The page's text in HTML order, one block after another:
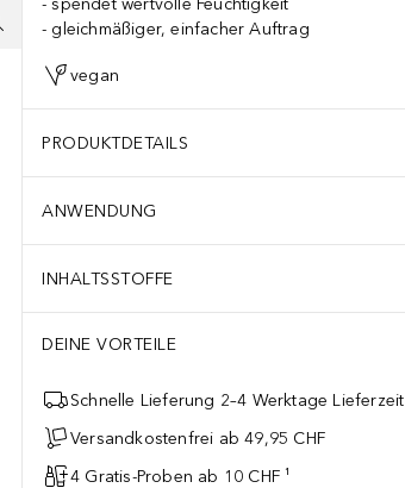
spendet wertvolle Feuchtigkeit
gleichmäßiger, einfacher Auftrag
vegan
PRODUKTDETAILS
ANWENDUNG
INHALTSSTOFFE
DEINE VORTEILE
Schnelle Lieferung 2–4 Werktage Lieferzeit
Versandkostenfrei ab 49,95 CHF
4 Gratis-Proben ab 10 CHF ¹